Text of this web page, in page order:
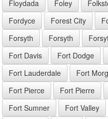
Floydada
Foley
Fordyce
Forest City
Forsyth
Forsyth
Fort Davis
Fort Dodge
Fort Lauderdale
Fort
Fort Pierce
Fort Pierre
Fort Sumner
Fort Valley